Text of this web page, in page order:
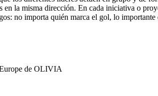
en la misma dirección. En cada iniciativa o
no importa quién marca el gol, lo importante
de OLIVIA